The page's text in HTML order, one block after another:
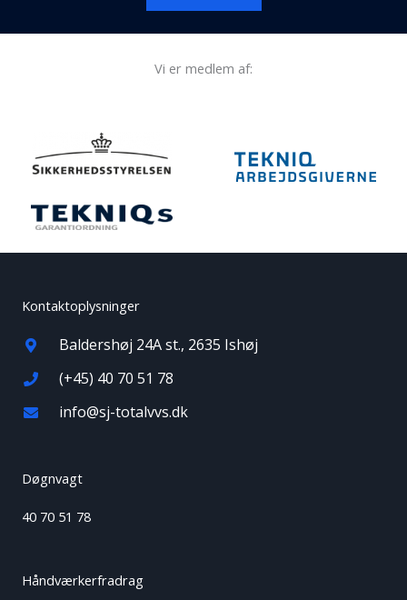
Vi er medlem af:
Håndværkerfradrag
Døgnvagt
40 70 51 78
Kontaktoplysninger
Baldershøj 24A st., 2635 Ishøj
(+45) 40 70 51 78
info@sj-totalvvs.dk